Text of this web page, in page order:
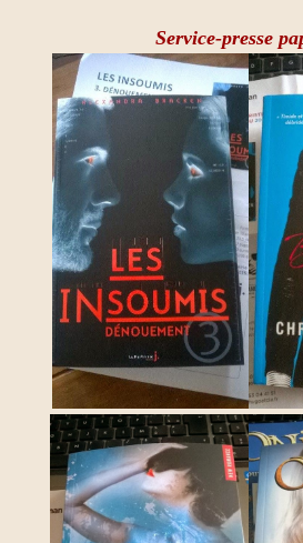
Service-presse